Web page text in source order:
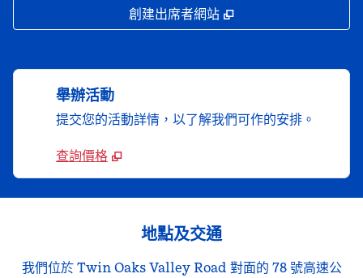
創建出席者網站 ,
舉辦活動
提交您的活動詳情，以了解我們可作的安排。
查詢價格
地點及交通
我們位於 Twin Oaks Valley Road 對面的 78 號高速公